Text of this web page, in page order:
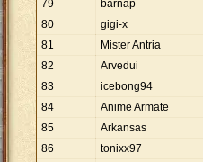
79 barnap
80
gigi-x
81
Mister Antria
82
Arvedui
83
icebong94
84
Anime Armate
85
Arkansas
86
tonixx97